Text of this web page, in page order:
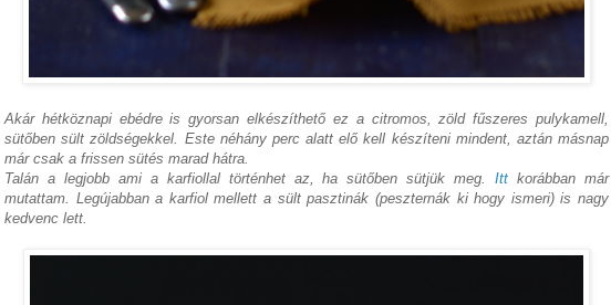
Akár hétköznapi ebédre is gyorsan elkészíthető ez a citromos, zöld fűszeres pulykamell,
sütőben sült zöldségekkel. Este néhány perc alatt elő kell készíteni mindent, aztán másnap
már csak a frissen sütés marad hátra.
Talán a legjobb ami a karfiollal történhet az, ha sütőben sütjük meg.
Itt korábban már
mutattam. Legújabban a karfiol mellett a sült pasztinák (peszternák ki hogy ismeri) is nagy
kedvenc lett.